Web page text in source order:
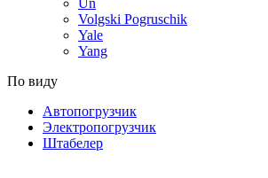
Volgski Pogruschik
Yale
Yang
По виду
Автопогрузчик
Электропогрузчик
Штабелер